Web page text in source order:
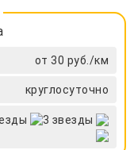
от 30 руб./км
круглосуточно